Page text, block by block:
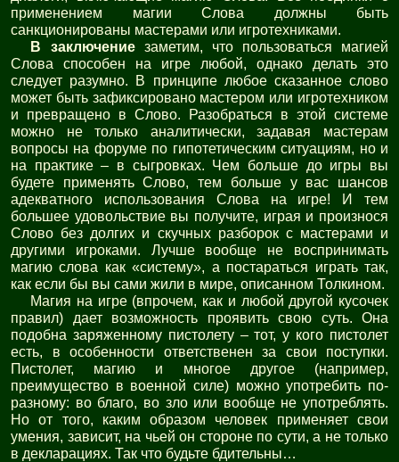
применением магии Слова должны быть
санкционированы мастерами или игротехниками.
В заключениезаметим, что пользоваться магией
Слова способен на игре любой, однако делать это
следует разумно. В принципе любое сказанное слово
может быть зафиксировано мастером или игротехником
и превращено в Слово. Разобраться в этой системе
можно не только аналитически, задавая мастерам
вопросы на форуме по гипотетическим ситуациям, но и
на практике – в сыгровках. Чем больше до игры вы
будете применять Слово, тем больше у вас шансов
адекватного использования Слова на игре! И тем
большее удовольствие вы получите, играя и произнося
Слово без долгих и скучных разборок с мастерами и
другими игроками. Лучше вообще не воспринимать
магию слова как «систему», а постараться играть так,
как если бы вы сами жили в мире, описанном Толкином.
Магия на игре (впрочем, как и любой другой кусочек
правил) дает возможность проявить свою суть. Она
подобна заряженному пистолету – тот, у кого пистолет
есть, в особенности ответственен за свои поступки.
Пистолет, магию и многое другое (например,
преимущество в военной силе) можно употребить по-
разному: во благо, во зло или вообще не употреблять.
Но от того, каким образом человек применяет свои
умения, зависит, на чьей он стороне по сути, а не только
в декларациях. Так что будьте бдительны…